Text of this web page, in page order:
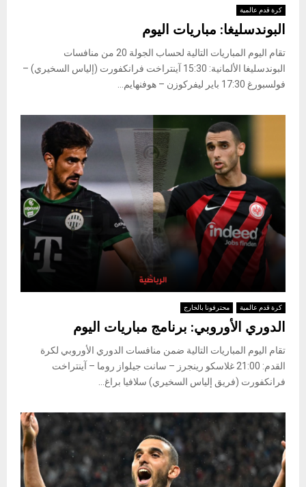
كرة قدم عالمية
البوندسليغا: مباريات اليوم
تقام اليوم المباريات التالية لحساب الجولة 20 من منافسات
البوندسليغا الألمانية: 15:30 آينتراخت فرانكفورت (إلياس السخيري) –
فولسبورغ 17:30 باير ليفركوزن – هوفنهايم...
كرة قدم عالمية محترفونا بالخارج
الدوري الأوروبي: برنامج مباريات اليوم
تقام اليوم المباريات التالية ضمن منافسات الدوري الأوروبي لكرة
القدم: 21:00 غلاسكو رينجرز – سانت جيلواز روما – آينتراخت
فرانكفورت (فريق إلياس السخيري) سلافيا براغ...